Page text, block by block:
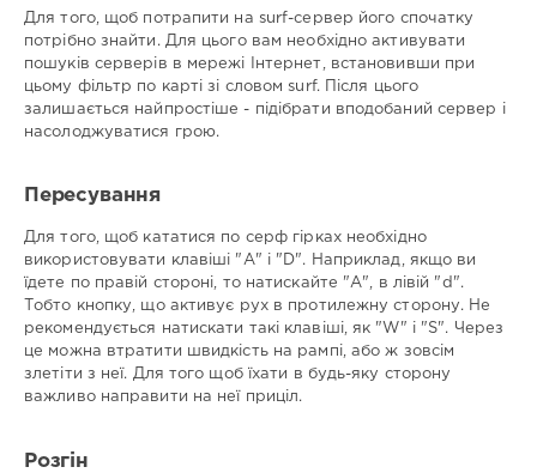
Для того, щоб потрапити на surf-сервер його спочатку
потрібно знайти. Для цього вам необхідно активувати
пошуків серверів в мережі Інтернет, встановивши при
цьому фільтр по карті зі словом surf. Після цього
залишається найпростіше - підібрати вподобаний сервер і
насолоджуватися грою.
Пересування
Для того, щоб кататися по серф гірках необхідно
використовувати клавіші "A" і "D". Наприклад, якщо ви
їдете по правій стороні, то натискайте "A", в лівій "d".
Тобто кнопку, що активує рух в протилежну сторону. Не
рекомендується натискати такі клавіші, як "W" і "S". Через
це можна втратити швидкість на рампі, або ж зовсім
злетіти з неї. Для того щоб їхати в будь-яку сторону
важливо направити на неї приціл.
Розгін